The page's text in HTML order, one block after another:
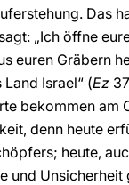
Das
„Ich öffne
euren Gräbern
Israel“ (Ez
bekommen am
denn heute
heute,
und Unsicherheit